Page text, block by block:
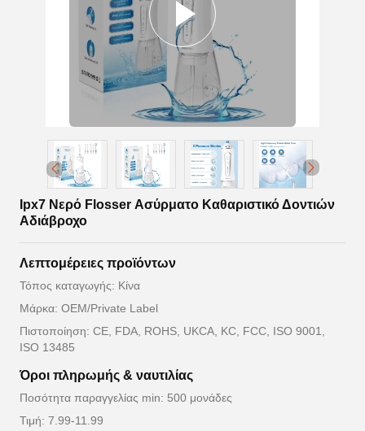
Ipx7 Νερό Flosser Ασύρματο Καθαριστικό Δοντιών
Αδιάβροχο
Λεπτομέρειες προϊόντων
Τόπος καταγωγής: Κίνα
Μάρκα: OEM/Private Label
Πιστοποίηση: CE, FDA, ROHS, UKCA, KC, FCC, ISO 9001,
ISO 13485
Όροι πληρωμής & ναυτιλίας
Ποσότητα παραγγελίας min: 500 μονάδες
Τιμή: 7.99-11.99